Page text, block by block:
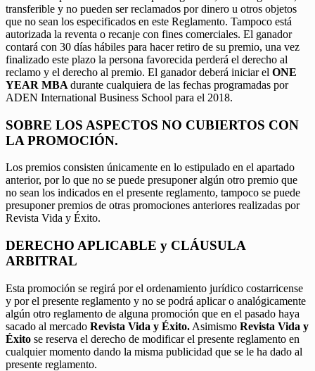
transferible y no pueden ser reclamados por dinero u otros objetos
que no sean los especificados en este Reglamento. Tampoco está
autorizada la reventa o recanje con fines comerciales. El ganador
contará con 30 días hábiles para hacer retiro de su premio, una vez
finalizado este plazo la persona favorecida perderá el derecho al
reclamo y el derecho al premio. El ganador deberá iniciar el ONE
YEAR MBA durante cualquiera de las fechas programadas por
ADEN International Business School para el 2018.
SOBRE LOS ASPECTOS NO CUBIERTOS CON
LA PROMOCIÓN.
Los premios consisten únicamente en lo estipulado en el apartado
anterior, por lo que no se puede presuponer algún otro premio que
no sean los indicados en el presente reglamento, tampoco se puede
presuponer premios de otras promociones anteriores realizadas por
Revista Vida y Éxito.
DERECHO APLICABLE y CLÁUSULA
ARBITRAL
Esta promoción se regirá por el ordenamiento jurídico costarricense
y por el presente reglamento y no se podrá aplicar o analógicamente
algún otro reglamento de alguna promoción que en el pasado haya
sacado al mercado Revista Vida y Éxito. Asimismo Revista Vida y
Éxito se reserva el derecho de modificar el presente reglamento en
cualquier momento dando la misma publicidad que se le ha dado al
presente reglamento.